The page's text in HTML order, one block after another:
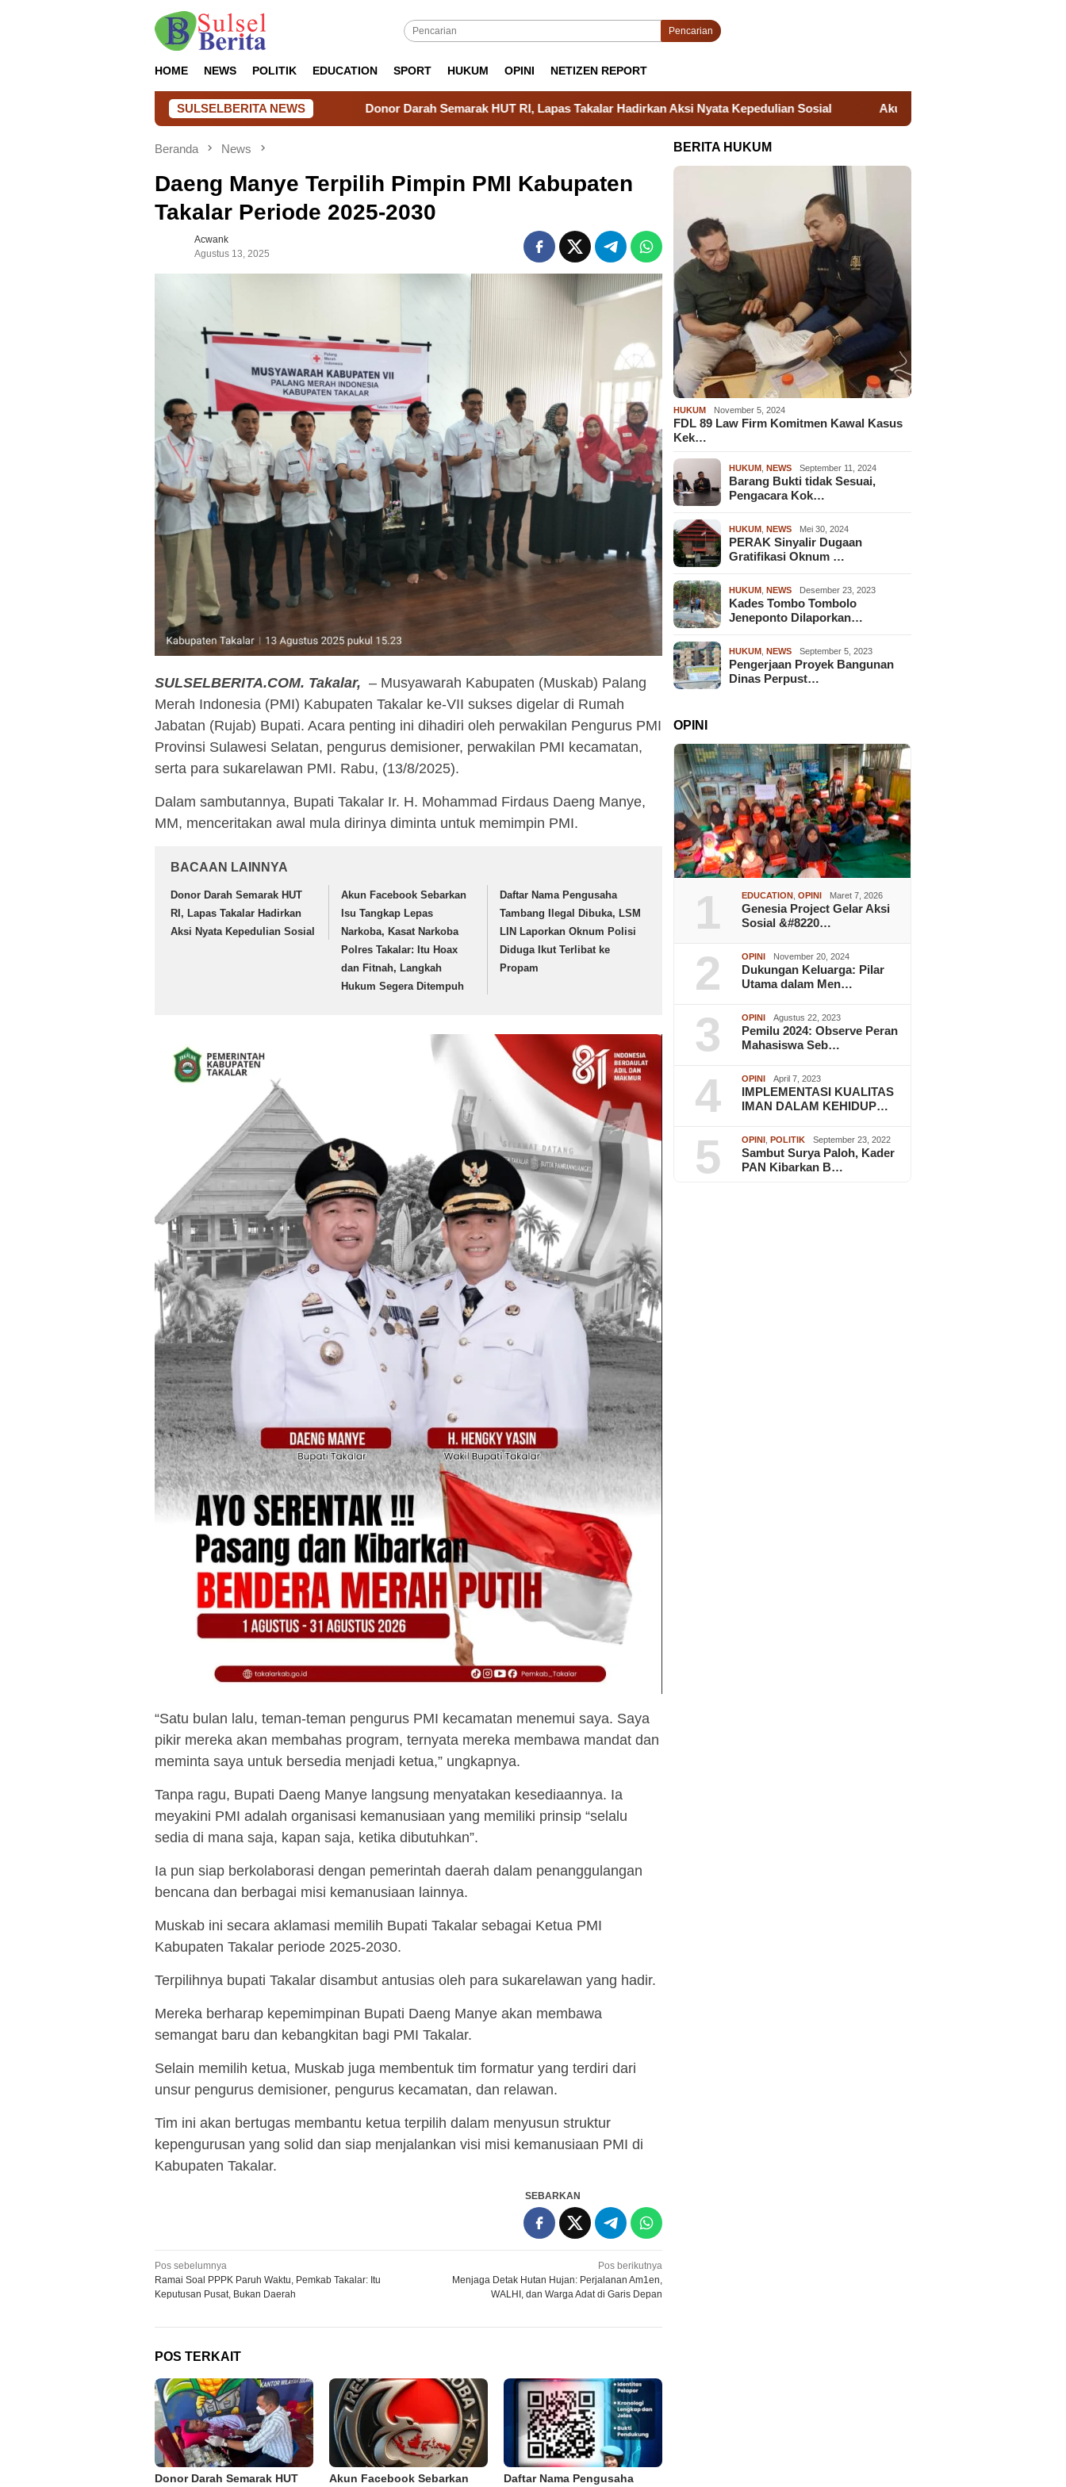
Pencarian
HOME NEWS POLITIK EDUCATION SPORT HUKUM OPINI NETIZEN REPORT
SULSELBERITA NEWS
Donor Darah Semarak HUT RI, Lapas Takalar Hadirkan Aksi Nyata Kepedulian Sosial Akun Facebook Sebarkan Isu Tangkap Lepas Narkoba,
Beranda News
Daeng Manye Terpilih Pimpin PMI Kabupaten
Takalar Periode 2025-2030
Acwank
Agustus 13, 2025
SULSELBERITA.COM. Takalar, – Musyawarah Kabupaten (Muskab) Palang
Merah Indonesia (PMI) Kabupaten Takalar ke-VII sukses digelar di Rumah
Jabatan (Rujab) Bupati. Acara penting ini dihadiri oleh perwakilan Pengurus PMI
Provinsi Sulawesi Selatan, pengurus demisioner, perwakilan PMI kecamatan,
serta para sukarelawan PMI. Rabu, (13/8/2025).
Dalam sambutannya, Bupati Takalar Ir. H. Mohammad Firdaus Daeng Manye,
MM, menceritakan awal mula dirinya diminta untuk memimpin PMI.
BACAAN LAINNYA
Donor Darah Semarak HUT
RI, Lapas Takalar Hadirkan
Aksi Nyata Kepedulian Sosial
Akun Facebook Sebarkan
Isu Tangkap Lepas
Narkoba, Kasat Narkoba
Polres Takalar: Itu Hoax
dan Fitnah, Langkah
Hukum Segera Ditempuh
Daftar Nama Pengusaha
Tambang Ilegal Dibuka, LSM
LIN Laporkan Oknum Polisi
Diduga Ikut Terlibat ke
Propam
“Satu bulan lalu, teman-teman pengurus PMI kecamatan menemui saya. Saya
pikir mereka akan membahas program, ternyata mereka membawa mandat dan
meminta saya untuk bersedia menjadi ketua,” ungkapnya.
Tanpa ragu, Bupati Daeng Manye langsung menyatakan kesediaannya. Ia
meyakini PMI adalah organisasi kemanusiaan yang memiliki prinsip “selalu
sedia di mana saja, kapan saja, ketika dibutuhkan”.
Ia pun siap berkolaborasi dengan pemerintah daerah dalam penanggulangan
bencana dan berbagai misi kemanusiaan lainnya.
Muskab ini secara aklamasi memilih Bupati Takalar sebagai Ketua PMI
Kabupaten Takalar periode 2025-2030.
Terpilihnya bupati Takalar disambut antusias oleh para sukarelawan yang hadir.
Mereka berharap kepemimpinan Bupati Daeng Manye akan membawa
semangat baru dan kebangkitan bagi PMI Takalar.
Selain memilih ketua, Muskab juga membentuk tim formatur yang terdiri dari
unsur pengurus demisioner, pengurus kecamatan, dan relawan.
Tim ini akan bertugas membantu ketua terpilih dalam menyusun struktur
kepengurusan yang solid dan siap menjalankan visi misi kemanusiaan PMI di
Kabupaten Takalar.
SEBARKAN
Navigasi
pos
Pos sebelumnya
Ramai Soal PPPK Paruh Waktu, Pemkab Takalar: Itu
Keputusan Pusat, Bukan Daerah
Pos berikutnya
Menjaga Detak Hutan Hujan: Perjalanan Am1en,
WALHI, dan Warga Adat di Garis Depan
POS TERKAIT
Donor Darah Semarak HUT
Akun Facebook Sebarkan
Daftar Nama Pengusaha
BERITA HUKUM
HUKUM November 5, 2024
FDL 89 Law Firm Komitmen Kawal Kasus
Kek…
HUKUM ,NEWS September 11, 2024
Barang Bukti tidak Sesuai,
Pengacara Kok…
HUKUM ,NEWS Mei 30, 2024
PERAK Sinyalir Dugaan
Gratifikasi Oknum …
HUKUM ,NEWS Desember 23, 2023
Kades Tombo Tombolo
Jeneponto Dilaporkan…
HUKUM ,NEWS September 5, 2023
Pengerjaan Proyek Bangunan
Dinas Perpust…
OPINI
1 EDUCATION ,OPINI Maret 7, 2026
Genesia Project Gelar Aksi
Sosial &#8220…
2 OPINI November 20, 2024
Dukungan Keluarga: Pilar
Utama dalam Men…
3 OPINI Agustus 22, 2023
Pemilu 2024: Observe Peran
Mahasiswa Seb…
4 OPINI April 7, 2023
IMPLEMENTASI KUALITAS
IMAN DALAM KEHIDUP…
5 OPINI , POLITIK September 23, 2022
Sambut Surya Paloh, Kader
PAN Kibarkan B…